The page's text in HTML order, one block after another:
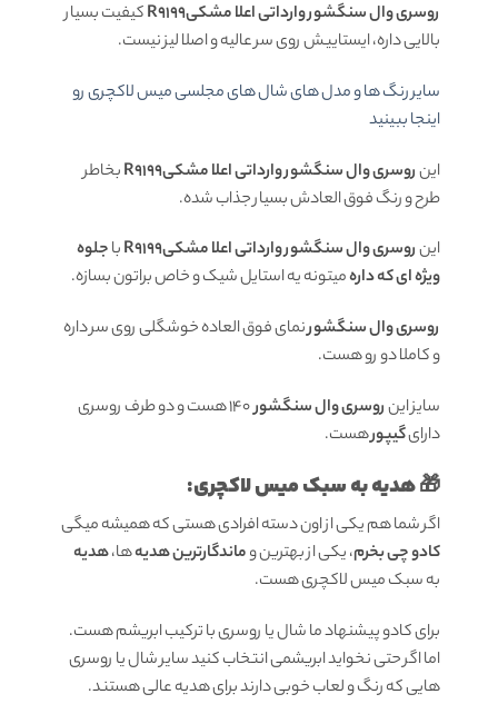
روسری وال سنگشور وارداتی اعلا مشکیR9199
کیفیت بسیار
بالایی داره، ایستاییش روی سر عالیه و اصلا لیز نیست.
سایر رنگ ها و مدل های شال های مجلسی میس لاکچری رو
اینجا ببینید
اینروسری وال سنگشور وارداتی اعلا مشکیR9199
بخاطر
طرح و رنگ فوق العادش بسیار جذاب شده.
اینروسری وال سنگشور وارداتی اعلا مشکیR9199 باجلوه
ویژه ای که دارهمیتونه یه استایل شیک و خاص براتون بسازه.
روسری وال سنگشورنمای فوق العاده خوشگلی روی سر داره
و کاملا دو رو هست.
سایز اینروسری وال سنگشور
140 هست و دو طرف روسری
دارایگیپورهست.
🎁 هدیه به سبک میس لاکچری:
اگر شما هم یکی از اون دسته افرادی هستی که همیشه میگی
کادو چی بخرم، یکی از بهترین وماندگارترین هدیهها،هدیه
به سبک میس لاکچری هست.
برای کادو پیشنهاد ما شال یا روسری با ترکیب ابریشم هست.
اما اگر حتی نخواید ابریشمی انتخاب کنید سایر شال یا روسری
هایی که رنگ و لعاب خوبی دارند برای هدیه عالی هستند.